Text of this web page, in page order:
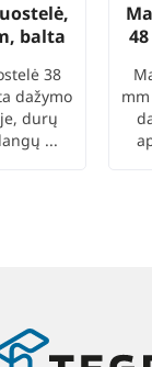
balta
38
dažymo
durų
...